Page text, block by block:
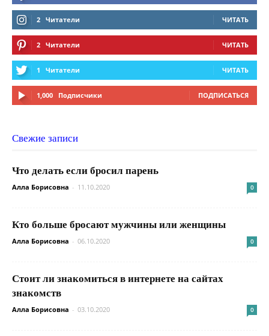
2 Читатели ЧИТАТЬ
2 Читатели ЧИТАТЬ
1 Читатели ЧИТАТЬ
1,000 Подписчики ПОДПИСАТЬСЯ
Свежие записи
Что делать если бросил парень
Алла Борисовна - 11.10.2020 0
Кто больше бросают мужчины или женщины
Алла Борисовна - 06.10.2020 0
Стоит ли знакомиться в интернете на сайтах
знакомств
Алла Борисовна - 03.10.2020 0